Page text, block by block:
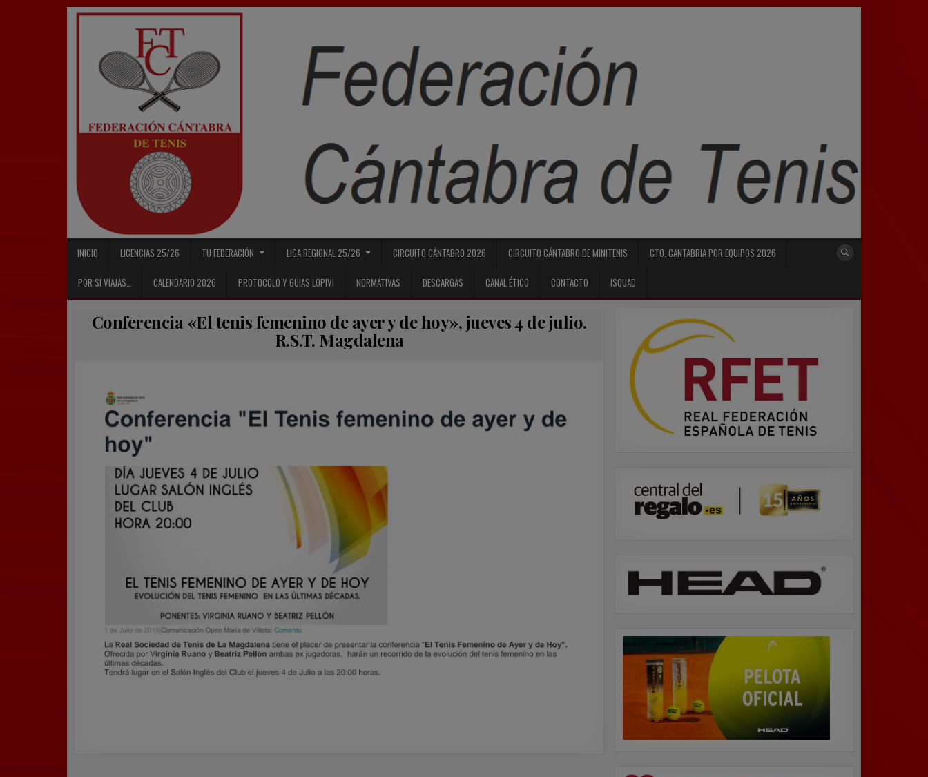
INICIO LICENCIAS 25/26 TU FEDERACIÓN LIGA REGIONAL 25/26 CIRCUITO CÁNTABRO 2026 CIRCUITO CÁNTABRO DE MINITENIS CTO. CANTABRIA POR EQUIPOS 2026
POR SI VIAJAS… CALENDARIO 2026 PROTOCOLO Y GUIAS LOPIVI NORMATIVAS DESCARGAS CANAL ÉTICO CONTACTO ISQUAD
Conferencia «El tenis femenino de ayer y de hoy», jueves 4 de julio.
R.S.T. Magdalena